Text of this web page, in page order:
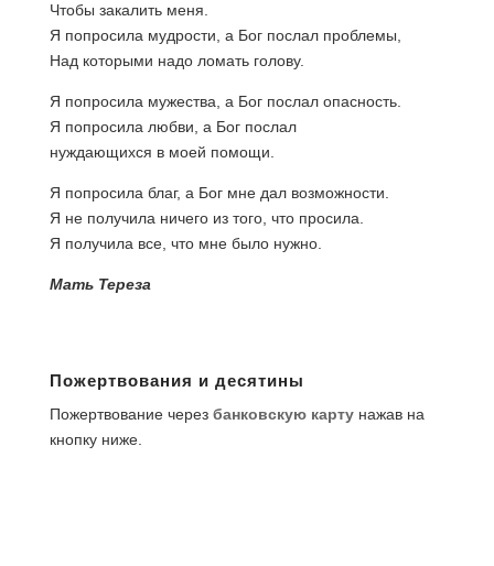
Чтобы закалить меня.
Я попросила мудрости, а Бог послал проблемы,
Над которыми надо ломать голову.
Я попросила мужества, а Бог послал опасность.
Я попросила любви, а Бог послал
нуждающихся в моей помощи.
Я попросила благ, а Бог мне дал возможности.
Я не получила ничего из того, что просила.
Я получила все, что мне было нужно.
Мать Тереза
Пожертвования и десятины
Пожертвование через банковскую картунажав на
кнопку ниже.